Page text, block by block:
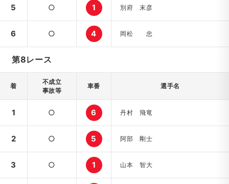
5 ○ 1 別府 末彦
6 ○ 4 岡松 忠
第8レース
着
不成立
事故等
車番 選手名
1 ○ 6 丹村 飛竜
2 ○ 5 阿部 剛士
3 ○ 1 山本 智大